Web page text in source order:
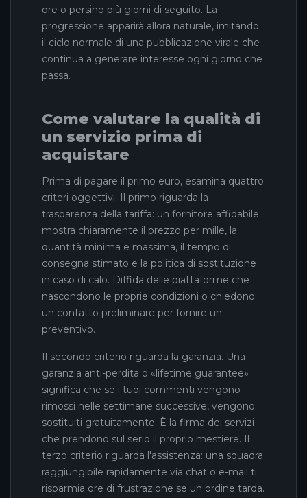
ore o persino più giorni di seguito. La
progressione apparirà allora naturale, imitando
il ciclo normale di una pubblicazione virale che
continua a generare interesse ogni giorno che
passa.
Come valutare la qualità di
un servizio prima di
acquistare
Prima di pagare il primo euro, esamina quattro
criteri oggettivi. Il primo riguarda la
trasparenza della tariffa: un fornitore affidabile
mostra chiaramente il prezzo per mille, la
quantità minima e massima, il tempo di
consegna stimato e la politica di sostituzione
in caso di calo. Diffida delle piattaforme che
nascondono le proprie condizioni o chiedono
un contatto preliminare per fornire un
preventivo.
Il secondo criterio riguarda la garanzia. Una
garanzia anti-perdita o «lifetime guarantee»
significa che se i tuoi commenti vengono
rimossi nelle settimane successive, vengono
sostituiti gratuitamente. È la firma dei servizi
che prendono sul serio il proprio mestiere. Il
terzo criterio riguarda l'assistenza: una squadra
raggiungibile rapidamente via chat o e-mail ti
risparmia ore di frustrazione se un ordine tarda.